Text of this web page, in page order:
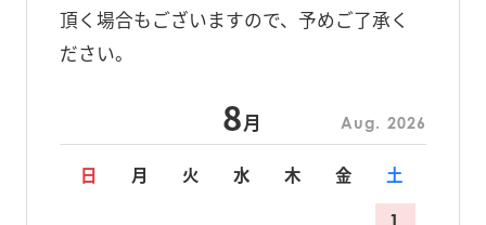
頂く場合もございますので、予めご了承く
ださい。
8月 Aug. 2026
日 月 火 水 木 金 土